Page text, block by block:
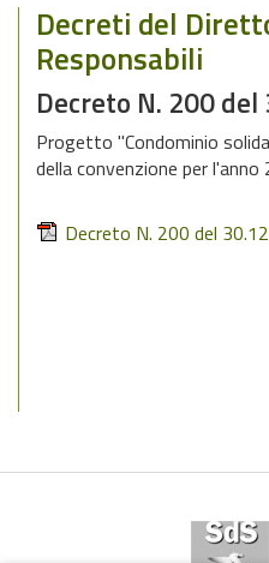
Decreti del
Responsabili
Decreto N. 200 del
Progetto "Condominio
della convenzione per l'anno
Decreto N. 200 del